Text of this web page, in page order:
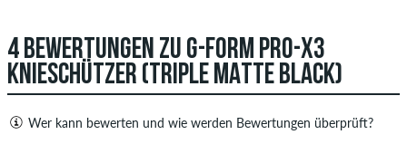
4 BEWERTUNGEN ZU G-FORM PRO-X3
KNIESCHÜTZER (TRIPLE MATTE BLACK)
Wer kann bewerten und wie werden Bewertungen überprüft?